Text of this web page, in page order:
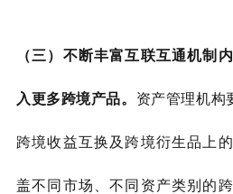
（三）不断丰富互联互通机制
入更多跨境产品。 资产管理机构
跨境收益互换及跨境衍生品上
盖不同市场、不同资产类别的